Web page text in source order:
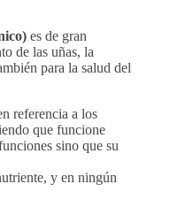
es de gran
de las uñas, la
para la salud del
referencia a los
que funcione
sino que su
y en ningún